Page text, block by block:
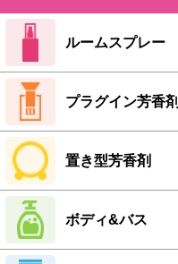
ルームスプレー
プラグイン芳香剤
置き型芳香剤
ボディ&バス